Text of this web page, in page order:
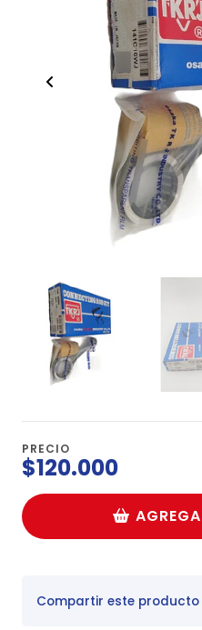
PRECIO
$120.000
Compartir este producto